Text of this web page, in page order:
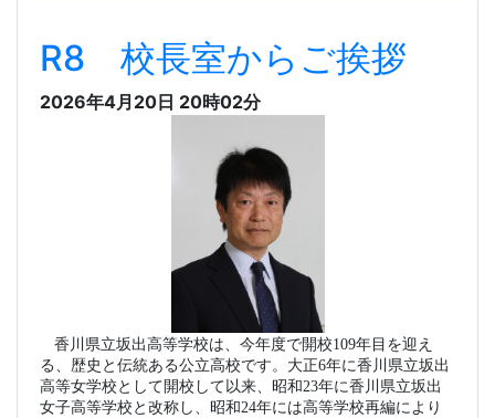
R8 校長室からご挨拶
2026年4月20日 20時02分
香川県立坂出高等学校は、今年度で開校109年目を迎え
る、歴史と伝統ある公立高校です。大正6年に香川県立坂出
高等女学校として開校して以来、昭和23年に香川県立坂出
女子高等学校と改称し、昭和24年には高等学校再編により